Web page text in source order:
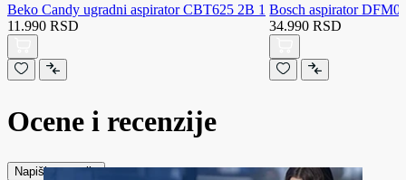
Beko Candy ugradni aspirator CBT625 2B 1
11.990 RSD
Bosch aspirator
34.990 RSD
Ocene i recenzije
Napiši recenziju